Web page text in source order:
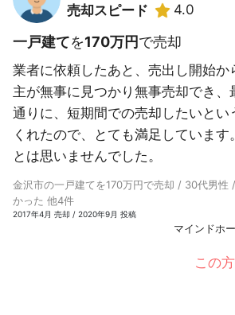
売却スピード 4.0
一戸建てを170万円で売却
業者に依頼したあと、売出し開始か
主が無事に見つかり無事売却でき、
通りに、短期間での売却したいとい
くれたので、とても満足しています
とは思いませんでした。
金沢市の一戸建てを170万円で売却 / 30代男性
かった 他4件
2017年4月 売却 / 2020年9月 投稿
マインドホ
この